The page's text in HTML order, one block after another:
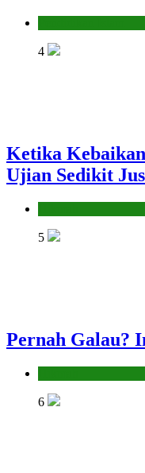
4
Ketika
Ujian Sedikit
5
Pernah Galau?
6